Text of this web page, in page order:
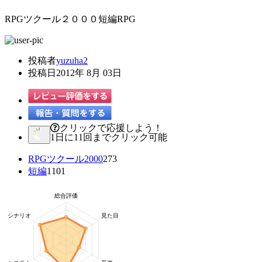
RPGツクール２０００短編RPG
投稿者yuzuha2
投稿日 2012年 8月 03日
クリックで応援しよう！
1日に11回までクリック可能
RPGツクール2000273
短編1101